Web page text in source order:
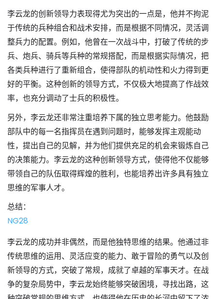
李云龙的创新领导力表现得尤为突出的一点是，他并不拘泥
于传统的兵种组合和战术安排，而是根据不同情况，灵活调
整兵力的配置。例如，他曾在一次战斗中，打破了传统的步
兵、炮兵、骑兵等兵种的常规搭配，而是根据实际情况，把
各类兵种进行了重新组合，使得部队的机动性和火力得到更
好的平衡。这种创新的领导方式，不仅极大地提高了作战效
率，也充分调动了士兵的积极性。
另外，李云龙还非常注重培养下属的独立思考能力。他鼓励
部队中的每一名指挥员在遇到问题时，能够发挥主观能动
性，提出自己的见解，并为他们提供充足的机会来锻炼自己
的决策能力。李云龙的这种创新领导方式，使得他不仅能够
带领自己的队伍取得辉煌的胜利，也能培养出许多具有独立
思维的军事人才。
总结：
NG28
李云龙的成功并非偶然，而是他独特思维的结果。他通过非
传统思维的运用、灵活应变的能力、敢于冒险的勇气以及创
新领导的方式，突破了常规，成就了卓越的军事天才。在战
争的复杂局势中，李云龙始终能够突破困境，寻找出路，这